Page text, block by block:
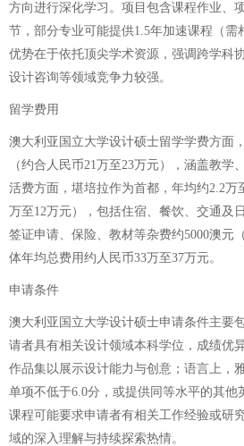
方向进行深化学习。项目包含课程作业、
节，部分专业可能提供1.5年加速课程（需
优势在于依托顶尖学术资源，强调跨学科
设计咨询等领域竞争力较强。
留学费用
澳大利亚国立大学设计硕士留学学费方面
（约合人民币21万至23万元），涵盖教学
活费方面，堪培拉作为首都，年均约2.2万
万至12万元），包括住宿、餐饮、交通及
签证申请、保险、教材等杂费约5000澳元
体年均总费用约人民币33万至37万元。
申请条件
澳大利亚国立大学设计硕士申请条件主要
请者具有相关设计领域本科学位，成绩优
作品集以展示设计能力与创意；语言上，
单项不低于6.0分，或提供同等水平的其他
课程可能要求申请者有相关工作经验或研
域的深入理解与持续探索热情。